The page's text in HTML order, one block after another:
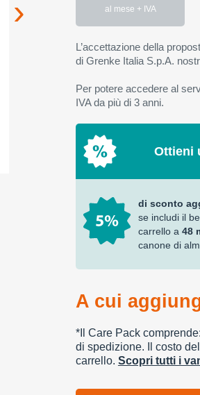
al mese + IVA
L’accettazione della
di Grenke Italia S.p.A.
Per potere accedere al
IVA da più di 3 anni.
Ottieni
di sconto
se includi il
carrello a 48
canone di
A cui
*Il Care Pack
di spedizione. Il costo
carrello. Scopri tutti i